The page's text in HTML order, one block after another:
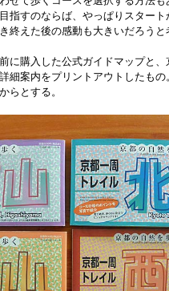
指すのならば、やっぱりスター
終えた後の感動も大きいだろうと
に購入した公式ガイドマップと、
細案内をプリントアウトしたもの
らとする。